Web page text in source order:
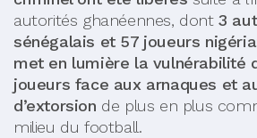
autorités ghanéennes, dont3
sénégalais et 57 joueurs
met en lumière la vulnérabilité
joueurs face aux arnaques et
d’extorsion de plus en plus
milieu du football.